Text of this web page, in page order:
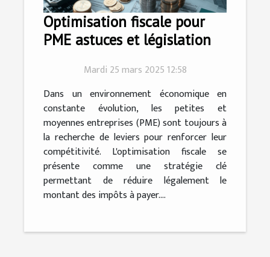
Optimisation fiscale pour
PME astuces et législation
Mardi 25 mars 2025 12:58
Dans un environnement économique en
constante évolution, les petites et
moyennes entreprises (PME) sont toujours à
la recherche de leviers pour renforcer leur
compétitivité. L'optimisation fiscale se
présente comme une stratégie clé
permettant de réduire légalement le
montant des impôts à payer....